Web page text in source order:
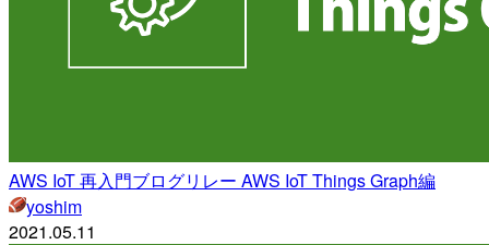
AWS IoT 再入門ブログリレー AWS IoT Things Graph編
yoshim
2021.05.11